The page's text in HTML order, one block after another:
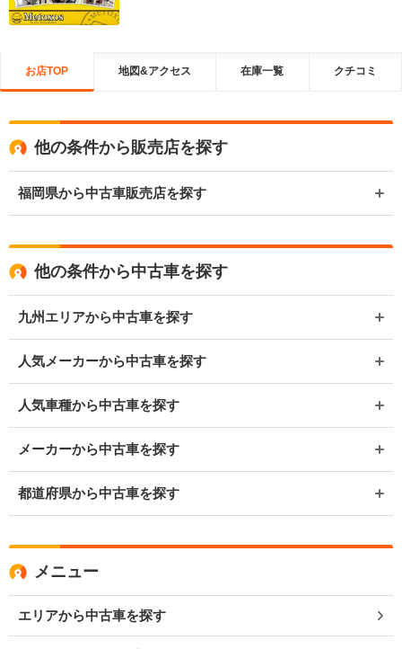
お店TOP 地図&アクセス 在庫一覧 クチコミ
他の条件から販売店を探す
福岡県から中古車販売店を探す
他の条件から中古車を探す
九州エリアから中古車を探す
人気メーカーから中古車を探す
人気車種から中古車を探す
メーカーから中古車を探す
都道府県から中古車を探す
メニュー
エリアから中古車を探す